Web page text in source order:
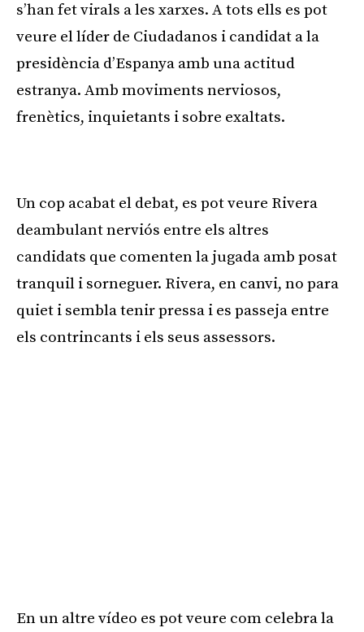
s’han fet virals a les xarxes. A tots ells es pot
veure el líder de Ciudadanos i candidat a la
presidència d’Espanya amb una actitud
estranya. Amb moviments nerviosos,
frenètics, inquietants i sobre exaltats.
Un cop acabat el debat, es pot veure Rivera
deambulant nerviós entre els altres
candidats que comenten la jugada amb posat
tranquil i sorneguer. Rivera, en canvi, no para
quiet i sembla tenir pressa i es passeja entre
els contrincants i els seus assessors.
En un altre vídeo es pot veure com celebra la